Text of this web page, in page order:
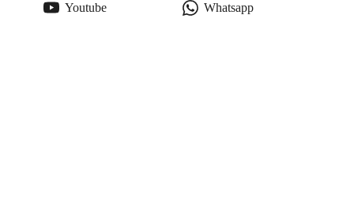
Youtube Whatsapp